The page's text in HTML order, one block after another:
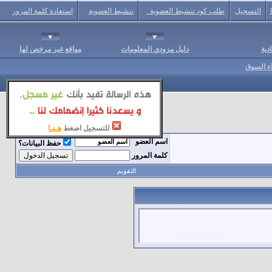
للتسجيل اضغط هـنـا
التسجيل طلب كود تنشيط العضوية تنشيط العضوية استعادة كلمة المرور
دليل مزودي المعلومات مواقع غير مرخص لها
السوق
اسم العضو
حفظ البيانات؟
كلمة المرور
التقويم